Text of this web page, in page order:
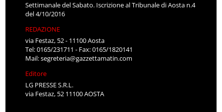
Settimanale del Sabato. Iscrizione al Tribunale di Aosta n.4
del 4/10/2016
REDAZIONE
via Festaz, 52 - 11100 Aosta
Tel: 0165/231711 - Fax: 0165/1820141
Mail:segreteria@gazzettamatin.com
Editore
LG PRESSE S.R.L.
via Festaz, 52 11100 AOSTA